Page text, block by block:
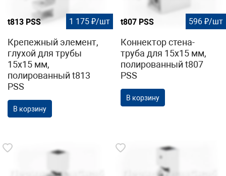
t813 PSS 1 175 ₽/шт
Крепежный элемент,
глухой для трубы
15х15 мм,
полированный t813
PSS
В корзину
t807 PSS 596 ₽/шт
Коннектор стена-
труба для 15х15 мм,
полированный t807
PSS
В корзину